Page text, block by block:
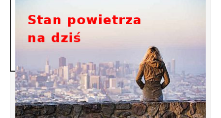
Jak palić w piecu oszczędnie, bez dymu i
pretensji sąsiadów ? Kliknij